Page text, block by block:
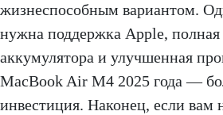
жизнеспособным вариантом.
нужна поддержка Apple, полная
аккумулятора и улучшенная
MacBook Air M4 2025 года —
инвестиция. Наконец, если